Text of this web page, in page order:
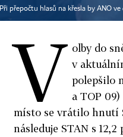
Při přepočtu hlasů na křesla by ANO
V olby do
v
polepšilo
a TOP
místo se vrátilo hnutí
následuje STAN s